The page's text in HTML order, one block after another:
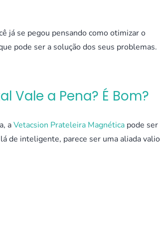
já se pegou pensando como otimizar o
pode ser a solução dos seus problemas.
Vale a Pena? É Bom?
aVetacsion Prateleira Magnética pode ser
de inteligente, parece ser uma aliada